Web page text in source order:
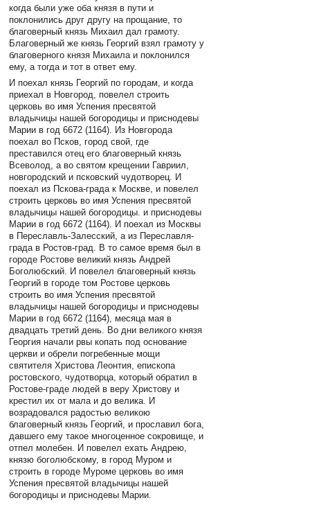
когда были уже оба князя в пути и
поклонились друг другу на прощание, то
благоверный князь Михаил дал грамоту.
Благоверный же князь Георгий взял грамоту у
благоверного князя Михаила и поклонился
ему, а тогда и тот в ответ ему.
И поехал князь Георгий по городам, и когда
приехал в Новгород, повелел строить
церковь во имя Успения пресвятой
владычицы нашей богородицы и приснодевы
Марии в год 6672 (1164). Из Новгорода
поехал во Псков, город свой, где
преставился отец его благоверный князь
Всеволод, а во святом крещении Гавриил,
новгородский и псковский чудотворец. И
поехал из Пскова-града к Москве, и повелел
строить церковь во имя Успения пресвятой
владычицы нашей богородицы. и приснодевы
Марии в год 6672 (1164). И поехал из Москвы
в Переславль-Залесский, а из Переславля-
града в Ростов-град. В то самое время был в
городе Ростове великий князь Андрей
Боголюбский. И повелел благоверный князь
Георгий в городе том Ростове церковь
строить во имя Успения пресвятой
владычицы нашей богородицы и приснодевы
Марии в год 6672 (1164), месяца мая в
двадцать третий день. Во дни великого князя
Георгия начали рвы копать под основание
церкви и обрели погребенные мощи
святителя Христова Леонтия, епископа
ростовского, чудотворца, который обратил в
Ростове-граде людей в веру Христову и
крестил их от мала и до велика. И
возрадовался радостью великою
благоверный князь Георгий, и прославил бога,
давшего ему такое многоценное сокровище, и
отпел молебен. И повелел ехать Андрею,
князю боголюбскому, в город Муром и
строить в городе Муроме церковь во имя
Успения пресвятой владычицы нашей
богородицы и приснодевы Марии.